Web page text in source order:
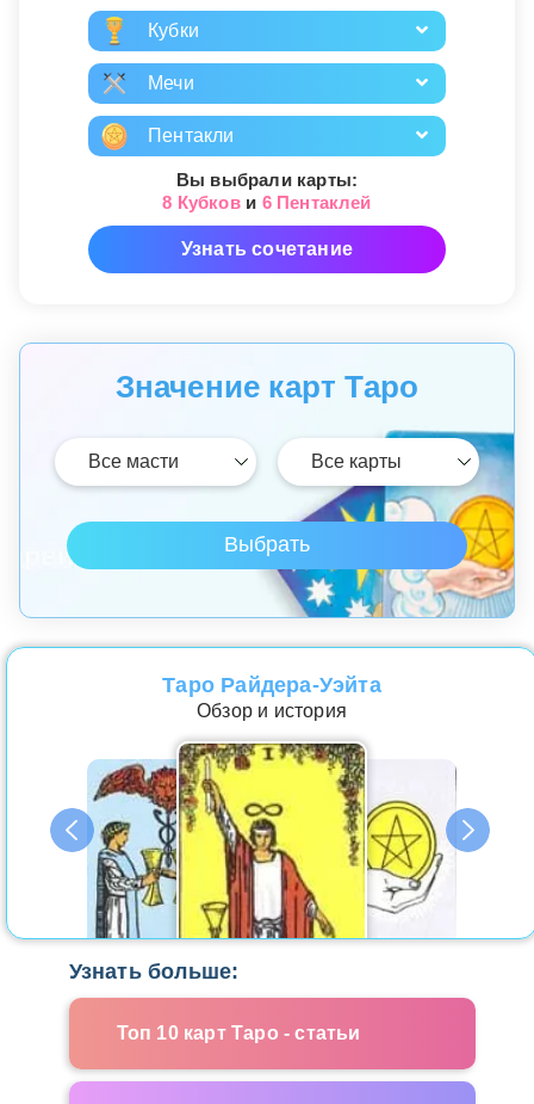
Кубки
Мечи
Пентакли
Вы выбрали карты:
8 Кубкови 6 Пентаклей
Узнать сочетание
Значение карт Таро
Таро Райдера-Уэйта
Обзор и история
Узнать больше:
Топ 10 карт Таро - статьи